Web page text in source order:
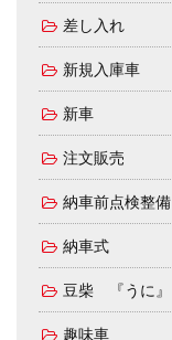
差し入れ
新規入庫車
新車
注文販売
納車前点検整備
納車式
豆柴 『うに』
趣味車